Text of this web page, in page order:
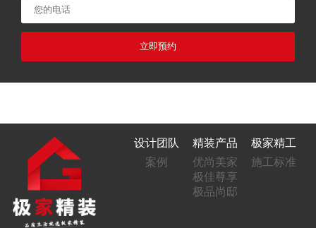
立即预约
设计团队
案例
精装产品
优尚美家
极佳尊享
极品尚邸
极家精工
施工标准